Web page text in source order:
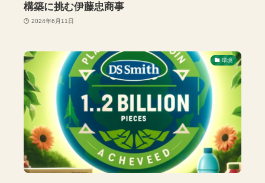
構築に挑む伊藤忠商事
2024年6月11日
環境